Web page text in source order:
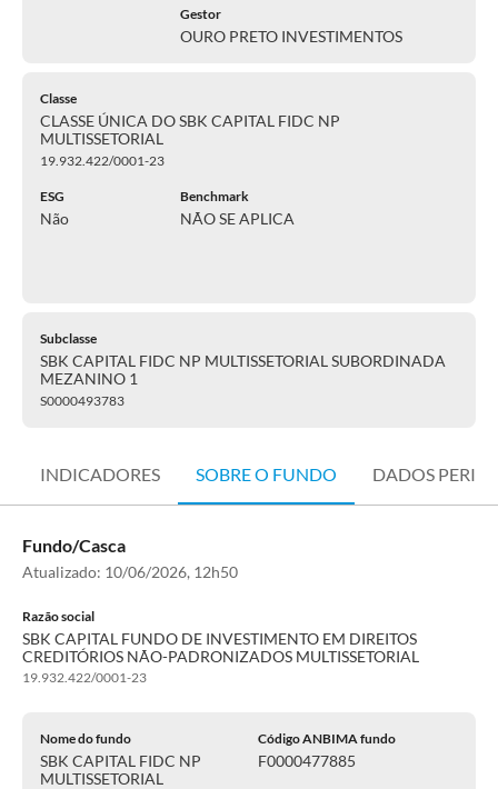
Gestor
OURO PRETO INVESTIMENTOS
Classe
CLASSE ÚNICA DO SBK CAPITAL FIDC NP
MULTISSETORIAL
19.932.422/0001-23
ESG
Não
Benchmark
NÃO SE APLICA
Subclasse
SBK CAPITAL FIDC NP MULTISSETORIAL SUBORDINADA
MEZANINO 1
S0000493783
INDICADORES SOBRE O FUNDO DADOS
Fundo/Casca
Atualizado: 10/06/2026, 12h50
Razão social
SBK CAPITAL FUNDO DE INVESTIMENTO EM DIREITOS
CREDITÓRIOS NÃO-PADRONIZADOS MULTISSETORIAL
19.932.422/0001-23
Nome do fundo
SBK CAPITAL FIDC NP
MULTISSETORIAL
Código ANBIMA fundo
F0000477885